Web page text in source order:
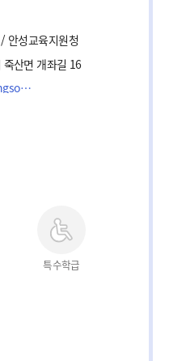
안성교육지원청
죽산면 개좌길 16
https://kwangson-e.goean.kr/
특수학급